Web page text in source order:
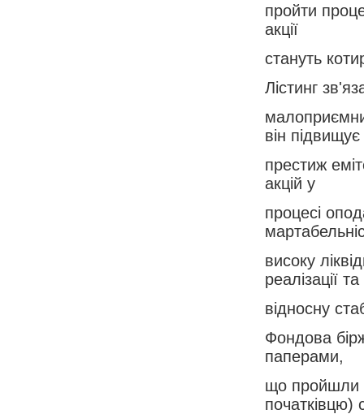
пройти
акції
стануть
Лістинг
він підвищує
престиж
акцій у
процесі
високу
реалізації та
відносну
Фондова
паперами,
що пройшли
початківцю)